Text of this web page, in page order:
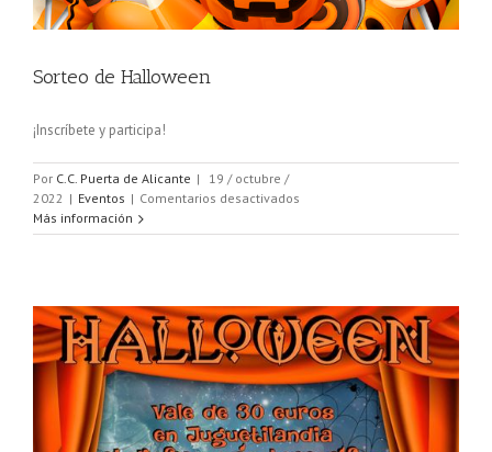
Sorteo de Halloween
¡Inscríbete y participa!
Por C.C. Puerta de Alicante |
19 / octubre /
2022 | Eventos | Comentarios desactivados
de
Más información